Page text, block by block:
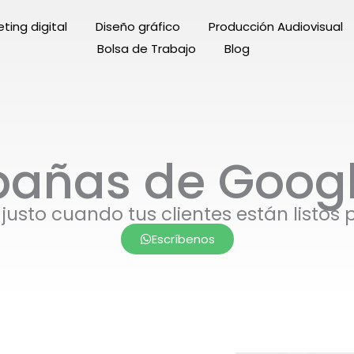
digital Diseño gráfico Producción Audiovisual
Bolsa de Trabajo
Blog
de
cuando tus clientes están listos
Escríbenos